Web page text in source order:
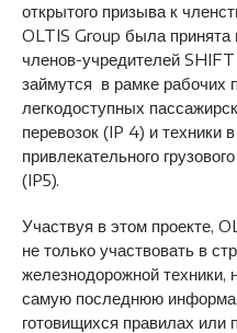
открытого призыва к
OLTIS Group была принята
членов-учредителей
займутся в рамке
легкодоступных
перевозок (IP 4) и техники
привлекательного
(IP5).
Участвуя в этом проекте,
не только участвовать в
железнодорожной техники,
самую последнюю
готовищихся правилах или